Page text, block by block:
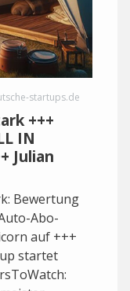
startups.de
+++
IN
Julian
Bewertung
Abo-
auf +++
startet